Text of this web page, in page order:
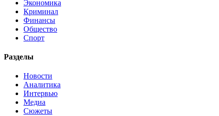
Экономика
Криминал
Финансы
Общество
Спорт
Разделы
Новости
Аналитика
Интервью
Медиа
Сюжеты